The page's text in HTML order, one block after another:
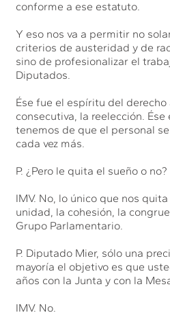
conforme a ese estatuto.
Y eso nos va a permitir no
criterios de austeridad y de
sino de profesionalizar el
Diputados.
Ése fue el espíritu del derecho
consecutiva, la reelección.
tenemos de que el personal
cada vez más.
P. ¿Pero le quita el sueño o no?
IMV. No, lo único que nos
unidad, la cohesión, la
Grupo Parlamentario.
P. Diputado Mier, sólo una
mayoría el objetivo es que
años con la Junta y con la
IMV. No.